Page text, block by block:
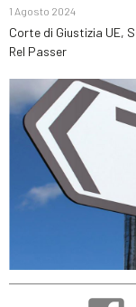
1 Agosto 2024
Corte di Giustizia UE,
Rel Passer